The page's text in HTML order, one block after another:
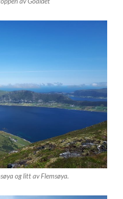
og litt av Flemsøya.